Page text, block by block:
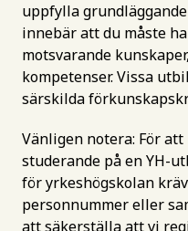
uppfylla
innebär att du måste
motsvarande
kompetenser. Vissa
särskilda
Vänligen notera: För
studerande på en YH-
för yrkeshögskolan
personnummer eller
att säkerställa att vi